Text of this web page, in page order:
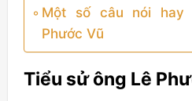
Một số câu nói hay
Phước Vũ
Tiểu sử ông Lê